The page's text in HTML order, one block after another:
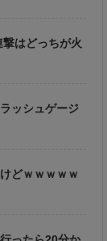
撃はどっちが火
ッシュゲージ
どｗｗｗｗｗ